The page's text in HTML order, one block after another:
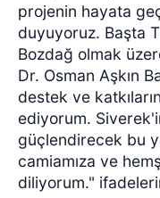
projenin hayata
duyuyoruz. Başta
Bozdağ olmak
Dr. Osman Aşkın
destek ve
ediyorum.
güçlendirecek bu
camiamıza ve
diliyorum."